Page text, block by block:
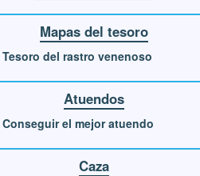
Mapas del tesoro
Tesoro del rastro venenoso
Atuendos
Conseguir el mejor atuendo
Caza